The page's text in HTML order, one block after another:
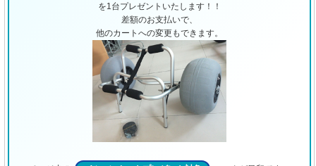
を1台プレゼントいたします！！
差額のお支払いで、
他のカートへの変更もできます。